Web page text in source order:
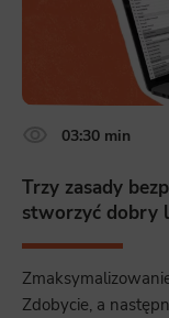
03:30 min
Trzy zasady
stworzyć dobry
Zdobycie, a